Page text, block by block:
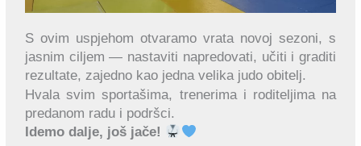
S ovim uspjehom otvaramo vrata novoj sezoni, s
jasnim ciljem — nastaviti napredovati, učiti i graditi
rezultate, zajedno kao jedna velika judo obitelj.
Hvala svim sportašima, trenerima i roditeljima na
predanom radu i podršci.
Idemo dalje, još jače!